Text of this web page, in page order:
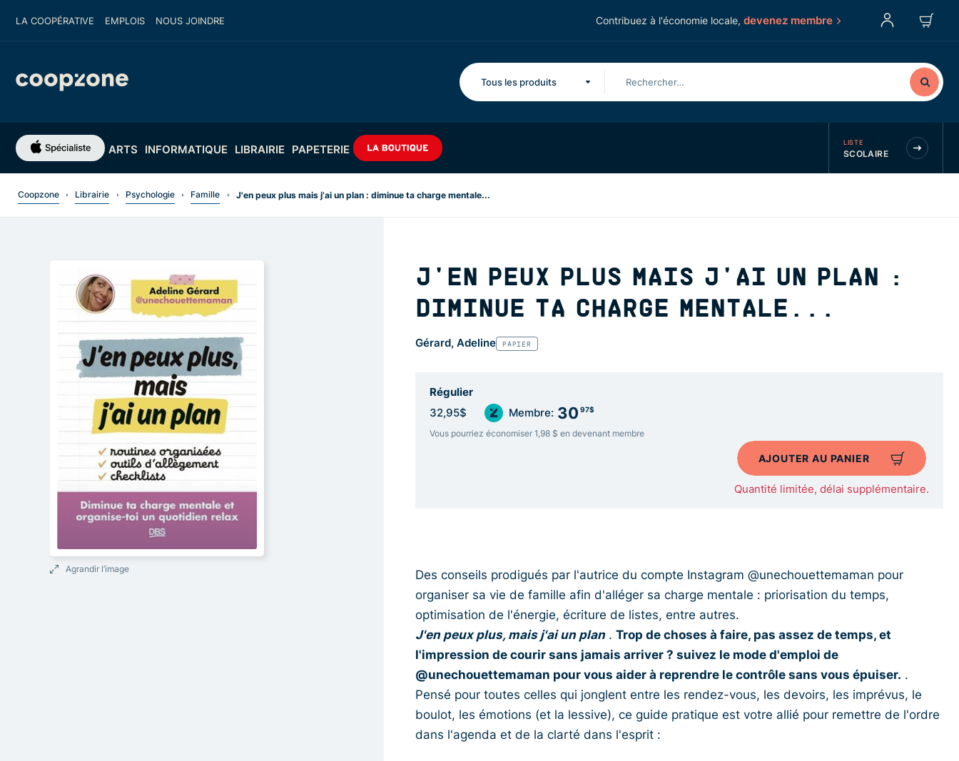
LA COOPÉRATIVE EMPLOIS NOUS JOINDRE Contribuez à l'économie locale, devenez membre
Tous les produits
ARTS INFORMATIQUE LIBRAIRIE PAPETERIE LISTE
SCOLAIRE
Coopzone Librairie Psychologie Famille J'en peux plus mais j'ai un plan : diminue ta charge mentale...
Agrandir l’image
J'EN PEUX PLUS MAIS J'AI UN PLAN :
DIMINUE TA CHARGE MENTALE...
Gérard, Adeline PAPIER
Régulier
32,95$ Membre: 30 97$
Vous pourriez économiser 1,98 $ en devenant membre
AJOUTER AU PANIER
Quantité limitée, délai supplémentaire.
Des conseils prodigués par l'autrice du compte Instagram @unechouettemaman pour
organiser sa vie de famille afin d'alléger sa charge mentale : priorisation du temps,
optimisation de l'énergie, écriture de listes, entre autres.
J'en peux plus, mais j'ai un plan. Trop de choses à faire, pas assez de temps, et
l'impression de courir sans jamais arriver ? suivez le mode d'emploi de
@unechouettemaman pour vous aider à reprendre le contrôle sans vous épuiser. .
Pensé pour toutes celles qui jonglent entre les rendez-vous, les devoirs, les imprévus, le
boulot, les émotions (et la lessive), ce guide pratique est votre allié pour remettre de l'ordre
dans l'agenda et de la clarté dans l'esprit :